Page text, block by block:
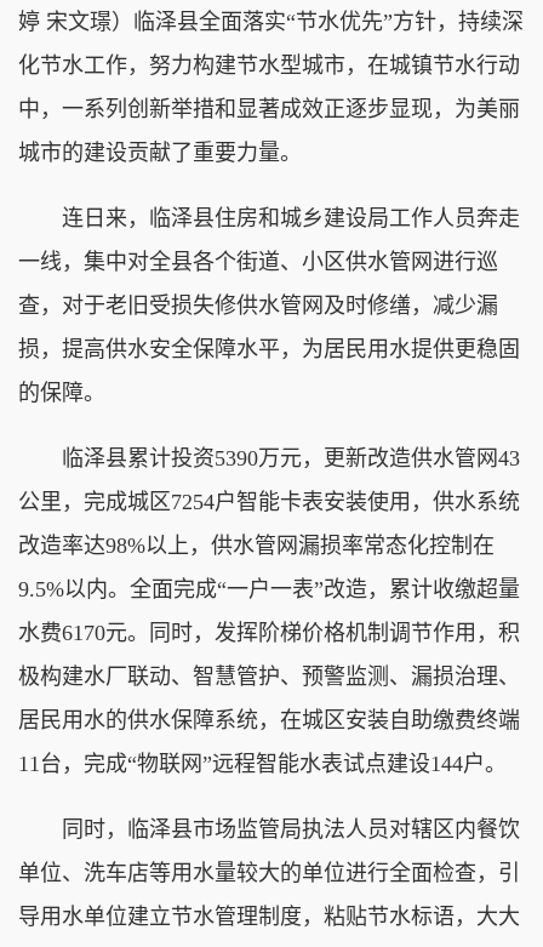
婷 宋文璟） 临泽县全面落实“节水优先”方针，持续深
化节水工作，努力构建节水型城市，在城镇节水行动
中，一系列创新举措和显著成效正逐步显现，为美丽
城市的建设贡献了重要力量。
连日来，临泽县住房和城乡建设局工作人员奔走
一线，集中对全县各个街道、小区供水管网进行巡
查，对于老旧受损失修供水管网及时修缮，减少漏
损，提高供水安全保障水平，为居民用水提供更稳固
的保障。
临泽县累计投资5390万元，更新改造供水管网43
公里，完成城区7254户智能卡表安装使用，供水系统
改造率达98%以上，供水管网漏损率常态化控制在
9.5%以内。全面完成“一户一表”改造，累计收缴超量
水费6170元。同时，发挥阶梯价格机制调节作用，积
极构建水厂联动、智慧管护、预警监测、漏损治理、
居民用水的供水保障系统，在城区安装自助缴费终端
11台，完成“物联网”远程智能水表试点建设144户。
同时，临泽县市场监管局执法人员对辖区内餐饮
单位、洗车店等用水量较大的单位进行全面检查，引
导用水单位建立节水管理制度，粘贴节水标语，大大